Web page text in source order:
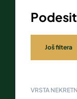
Još filtera
VRSTA